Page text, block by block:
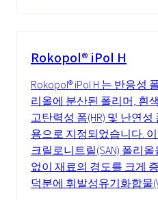
Rokopol® iPol H
Rokopol® iPol H 는 반응성
리올에 분산된 폴리머, 흰
고탄력성 폼(HR) 및 난연성
용으로 지정되었습니다.
크릴로니트릴(SAN) 폴리
없이 재료의 경도를 크게
덕분에 휘발성유기화합물